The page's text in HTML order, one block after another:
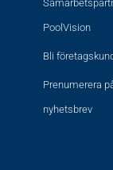
PoolVision
Bli
Prenumerera
nyhetsbrev